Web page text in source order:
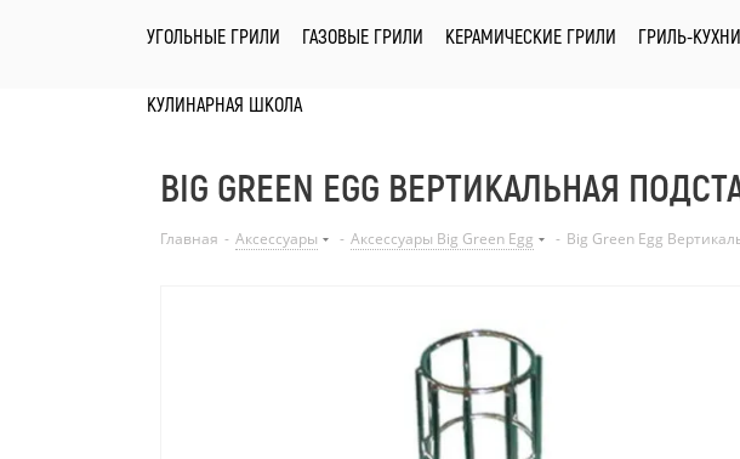
УГОЛЬНЫЕ ГРИЛИ ГАЗОВЫЕ ГРИЛИ КЕРАМИЧЕСКИЕ ГРИЛИ ГРИЛЬ-КУХНИ
КУЛИНАРНАЯ ШКОЛА
BIG GREEN EGG ВЕРТИКАЛЬНАЯ
Главная - Аксессуары - Аксессуары Big Green Egg - Big Green Egg